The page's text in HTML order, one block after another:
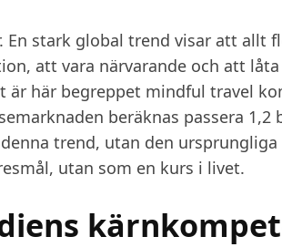
En stark global trend visar att allt
att vara närvarande och att låta
är här begreppet mindful travel
beräknas passera 1,2
trend, utan den ursprungliga
utan som en kurs i livet.